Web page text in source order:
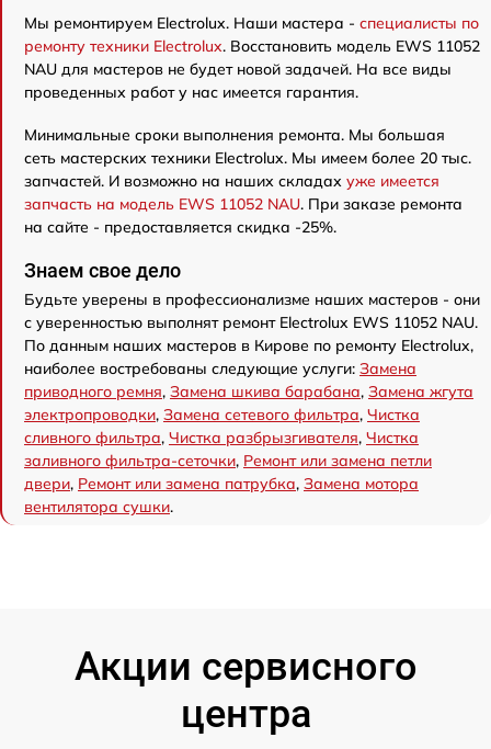
Мы ремонтируем Electrolux. Наши мастера - специалисты по
ремонту техники Electrolux. Восстановить модель EWS 11052
NAU для мастеров не будет новой задачей. На все виды
проведенных работ у нас имеется гарантия.
Минимальные сроки выполнения ремонта. Мы большая
сеть мастерских техники Electrolux. Мы имеем более 20 тыс.
запчастей. И возможно на наших складах уже имеется
запчасть на модель EWS 11052 NAU. При заказе ремонта
на сайте - предоставляется скидка -25%.
Знаем свое дело
Будьте уверены в профессионализме наших мастеров - они
с уверенностью выполнят ремонт Electrolux EWS 11052 NAU.
По данным наших мастеров в Кирове по ремонту Electrolux,
наиболее востребованы следующие услуги: Замена
приводного ремня, Замена шкива барабана, Замена жгута
электропроводки, Замена сетевого фильтра, Чистка
сливного фильтра, Чистка разбрызгивателя, Чистка
заливного фильтра-сеточки, Ремонт или замена петли
двери, Ремонт или замена патрубка, Замена мотора
вентилятора сушки.
Акции сервисного
центра